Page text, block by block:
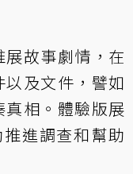
故事劇情，在
及文件，譬如
相。體驗版展
進調查和幫助